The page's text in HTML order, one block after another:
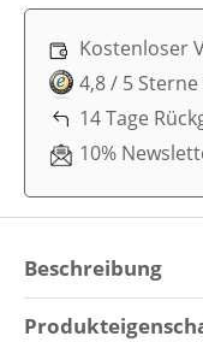
Kostenloser
4,8 / 5
14 Tage
10%
Beschreibung
Entdecke